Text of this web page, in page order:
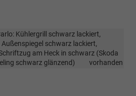
Kühlergrill schwarz lackiert,
schwarz lackiert,
am Heck in schwarz (Skoda
schwarz glänzend)
vorhanden